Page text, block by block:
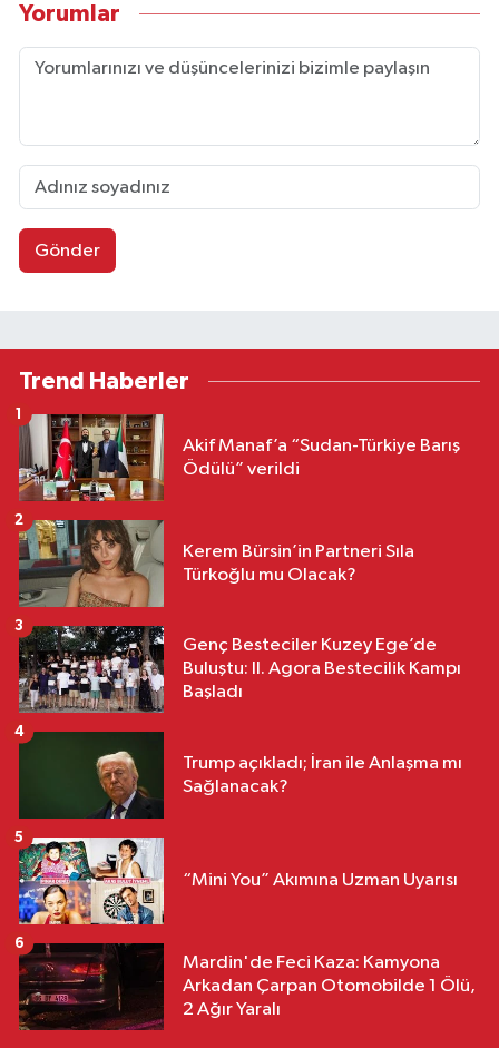
Yorumlar
Gönder
Trend Haberler
Akif Manaf’a “Sudan-Türkiye Barış
Ödülü” verildi
1
Kerem Bürsin’in Partneri Sıla
Türkoğlu mu Olacak?
2
Genç Besteciler Kuzey Ege’de
Buluştu: II. Agora Bestecilik Kampı
Başladı
3
Trump açıkladı; İran ile Anlaşma mı
Sağlanacak?
4
“Mini You” Akımına Uzman Uyarısı
5
Mardin'de Feci Kaza: Kamyona
Arkadan Çarpan Otomobilde 1 Ölü,
2 Ağır Yaralı
6